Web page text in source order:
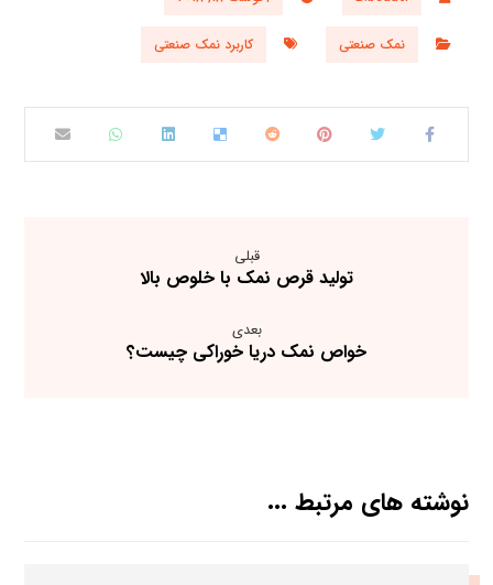
نمک صنعتی کاربرد نمک صنعتی
قبلی
تولید قرص نمک با خلوص بالا
بعدی
خواص نمک دریا خوراکی چیست؟
نوشته های مرتبط ...